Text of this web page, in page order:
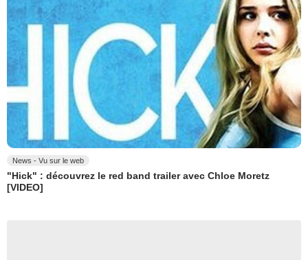
News - Vu sur le web
"Hick" : découvrez le red band trailer avec Chloe Moretz
[VIDEO]